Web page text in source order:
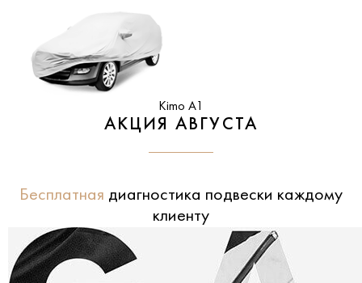
Kimo A1
АКЦИЯ АВГУСТА
Бесплатная диагностика подвески каждому
клиенту